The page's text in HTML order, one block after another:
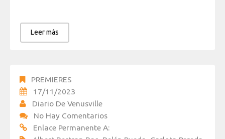
Leer más
PREMIERES
17/11/2023
Diario De Venusville
No Hay Comentarios
Enlace Permanente A: